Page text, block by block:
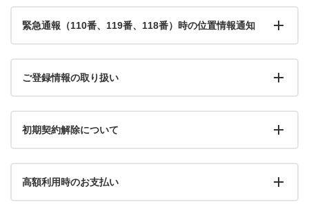
緊急通報（110番、119番、118番）時の位置情報通知
ご登録情報の取り扱い
初期契約解除について
高額利用時のお支払い